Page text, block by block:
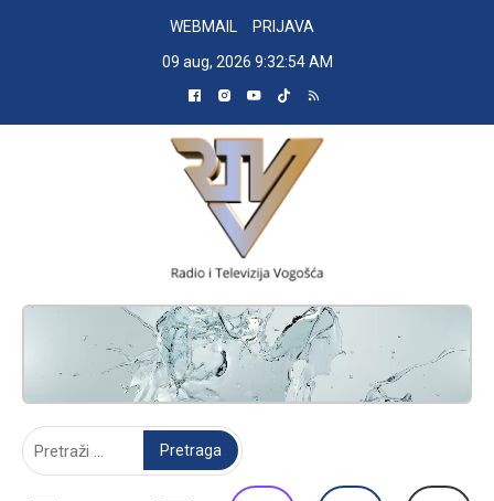
WEBMAIL
PRIJAVA
09 aug, 2026 9:32:55 AM
RADIO TELEVIZIJA VOGOŠĆA